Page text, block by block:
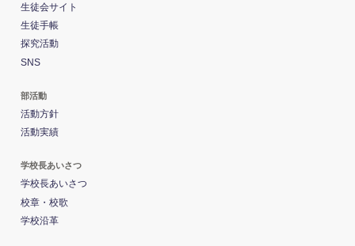
生徒会サイト
生徒手帳
探究活動
SNS
部活動
活動方針
活動実績
学校長あいさつ
学校長あいさつ
校章・校歌
学校沿革